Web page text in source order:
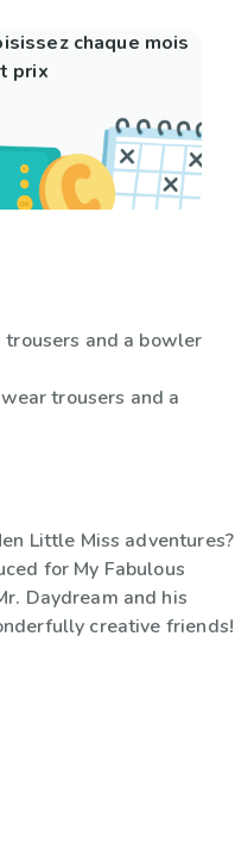
chaque mois
prix
and a bowler
trousers and a
Little Miss adventures?
for My Fabulous
Daydream and his
creative friends!